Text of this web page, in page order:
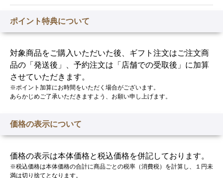
ポイント特典について
対象商品をご購入いただいた後、ギフト注文はご注文商
品の「発送後」、予約注文は「店舗での受取後」に加算
させていただきます。
※ポイント加算にお時間をいただく場合がございます。
あらかじめご了承いただきますよう、お願い申し上げます。
価格の表示について
価格の表示は本体価格と税込価格を併記しております。
※税込価格は本体価格の合計に商品ごとの税率（消費税）を計算し、１円未
満は切り捨てとなります。